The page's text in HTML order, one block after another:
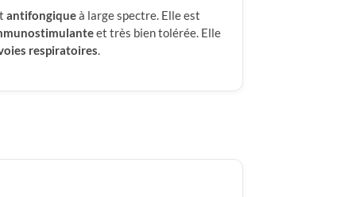
antifongiqueà large spectre. Elle est
et très bien tolérée. Elle
respiratoires.